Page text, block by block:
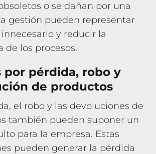
o se dañan por una
gestión pueden representar
y reducir la
de los procesos.
por pérdida, robo y
de productos
el robo y las devoluciones de
también pueden suponer un
para la empresa. Estas
pueden generar la pérdida